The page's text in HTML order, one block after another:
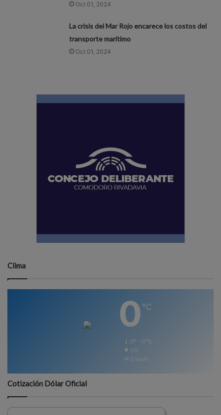
Oct 01, 2024
La crisis del Mar Rojo encarece los costos del
transporte marítimo
Oct 01, 2024
Clima
0 ℃
0º - 0º%
0%
0 km/h
Cotización Dólar Oficial